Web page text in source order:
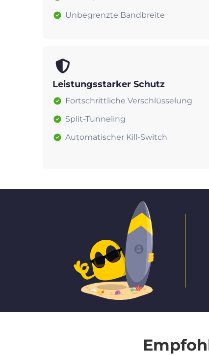
Unbegrenzte Bandbreite
Leistungsstarker Schutz
Fortschrittliche Verschlüsselung
Split-Tunneling
Automatischer Kill-Switch